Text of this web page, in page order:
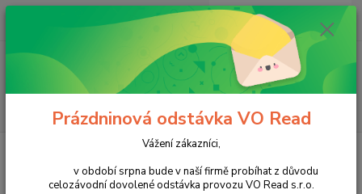
Po - Pá 8 - 14h
ks
za 0,00 Kč
Nealkoholické nápoje Ledové kávy
Frappuccino Coffee 0,25L cena za kartonové balení
Prázdninová odstávka VO Read
Vážení zákazníci,
v období srpna bude v naší firmě probíhat z důvodu
celozávodní dovolené odstávka provozu VO Read s.r.o.